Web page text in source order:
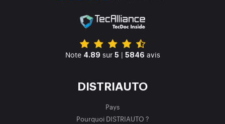
Note 4.89 sur 5 | 5846 avis
DISTRIAUTO
Pays
Pourquoi DISTRIAUTO ?